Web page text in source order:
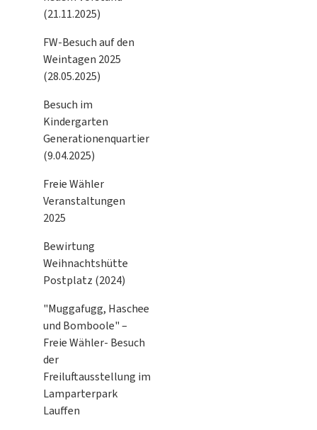
(21.11.2025)
FW-Besuch auf den
Weintagen 2025
(28.05.2025)
Besuch im
Kindergarten
Generationenquartier
(9.04.2025)
Freie Wähler
Veranstaltungen
2025
Bewirtung
Weihnachtshütte
Postplatz (2024)
"Muggafugg, Haschee
und Bomboole" –
Freie Wähler- Besuch
der
Freiluftausstellung im
Lamparterpark
Lauffen